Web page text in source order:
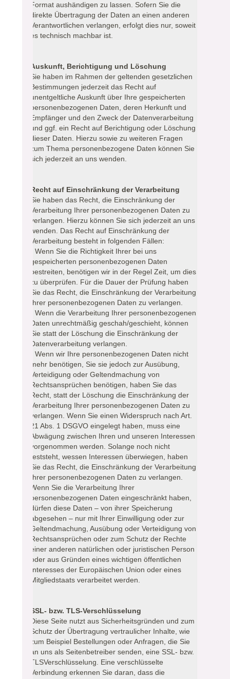
Format aushändigen zu lassen. Sofern Sie die
direkte Übertragung der Daten an einen anderen
Verantwortlichen verlangen, erfolgt dies nur, soweit
es technisch machbar ist.
Auskunft, Berichtigung und Löschung
Sie haben im Rahmen der geltenden gesetzlichen
Bestimmungen jederzeit das Recht auf
unentgeltliche Auskunft über Ihre gespeicherten
personenbezogenen Daten, deren Herkunft und
Empfänger und den Zweck der Datenverarbeitung
und ggf. ein Recht auf Berichtigung oder Löschung
dieser Daten. Hierzu sowie zu weiteren Fragen
zum Thema personenbezogene Daten können Sie
sich jederzeit an uns wenden.
Recht auf Einschränkung der Verarbeitung
Sie haben das Recht, die Einschränkung der
Verarbeitung Ihrer personenbezogenen Daten zu
verlangen. Hierzu können Sie sich jederzeit an uns
wenden. Das Recht auf Einschränkung der
Verarbeitung besteht in folgenden Fällen:
- Wenn Sie die Richtigkeit Ihrer bei uns
gespeicherten personenbezogenen Daten
bestreiten, benötigen wir in der Regel Zeit, um dies
zu überprüfen. Für die Dauer der Prüfung haben
Sie das Recht, die Einschränkung der Verarbeitung
Ihrer personenbezogenen Daten zu verlangen.
- Wenn die Verarbeitung Ihrer personenbezogenen
Daten unrechtmäßig geschah/geschieht, können
Sie statt der Löschung die Einschränkung der
Datenverarbeitung verlangen.
- Wenn wir Ihre personenbezogenen Daten nicht
mehr benötigen, Sie sie jedoch zur Ausübung,
Verteidigung oder Geltendmachung von
Rechtsansprüchen benötigen, haben Sie das
Recht, statt der Löschung die Einschränkung der
Verarbeitung Ihrer personenbezogenen Daten zu
verlangen. Wenn Sie einen Widerspruch nach Art.
21 Abs. 1 DSGVO eingelegt haben, muss eine
Abwägung zwischen Ihren und unseren Interessen
vorgenommen werden. Solange noch nicht
feststeht, wessen Interessen überwiegen, haben
Sie das Recht, die Einschränkung der Verarbeitung
Ihrer personenbezogenen Daten zu verlangen.
Wenn Sie die Verarbeitung Ihrer
personenbezogenen Daten eingeschränkt haben,
dürfen diese Daten – von ihrer Speicherung
abgesehen – nur mit Ihrer Einwilligung oder zur
Geltendmachung, Ausübung oder Verteidigung von
Rechtsansprüchen oder zum Schutz der Rechte
einer anderen natürlichen oder juristischen Person
oder aus Gründen eines wichtigen öffentlichen
Interesses der Europäischen Union oder eines
Mitgliedstaats verarbeitet werden.
SSL- bzw. TLS-Verschlüsselung
Diese Seite nutzt aus Sicherheitsgründen und zum
Schutz der Übertragung vertraulicher Inhalte, wie
zum Beispiel Bestellungen oder Anfragen, die Sie
an uns als Seitenbetreiber senden, eine SSL- bzw.
TLSVerschlüsselung. Eine verschlüsselte
Verbindung erkennen Sie daran, dass die